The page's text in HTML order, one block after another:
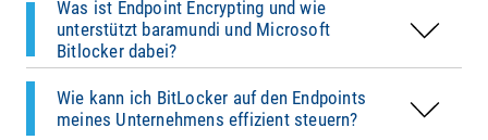
Was ist Endpoint Encrypting und wie
unterstützt baramundi und Microsoft
Bitlocker dabei?
Richtlinien – alles automatisiert und skalierbar.
Wie kann ich BitLocker auf den Endpoints
meines Unternehmens effizient steuern?
jederzeit im Dashboard überwachen
Ihre Endpoint-Security stark, transparent und
effizient – auch bei Hardwareänderungen oder
BIOS-Updates.
Malware und Bedrohungen – über baramundi
zentral konfigurierbar, überwachbar und
automatisierbar
Microsoft BitLocker Administration:
Verschlüsselung von Endgeräten – inklusive